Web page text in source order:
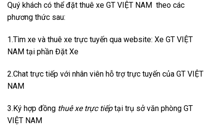
Quý khách có thể đặt thuê xe GT VIỆT NAM theo các
phương thức sau:
1.Tìm xe và thuê xe trực tuyến qua website: Xe GT VIỆT
NAM tại phần Đặt Xe
2.Chat trực tiếp với nhân viên hỗ trợ trực tuyến của GT VIỆT
NAM
3.Ký hợp đồng thuê xe trực tiếptại trụ sở văn phòng GT
VIỆT NAM